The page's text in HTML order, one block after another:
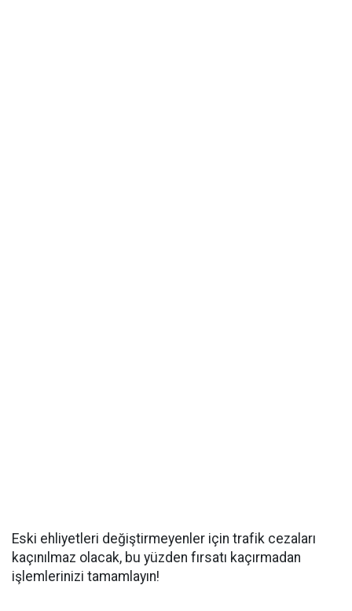
Eski ehliyetleri değiştirmeyenler için trafik cezaları
kaçınılmaz olacak, bu yüzden fırsatı kaçırmadan
işlemlerinizi tamamlayın!